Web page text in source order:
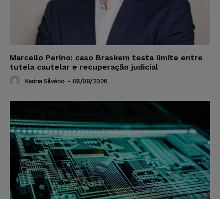
Marcello Perino: caso Braskem testa limite entre
tutela cautelar e recuperação judicial
Karina Silvério - 06/08/2026